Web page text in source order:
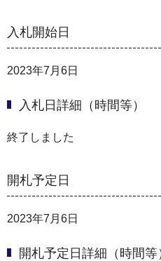
入札開始日
2023年7月6日
入札日詳細（時間等）
終了しました
開札予定日
2023年7月6日
開札予定日詳細（時間等